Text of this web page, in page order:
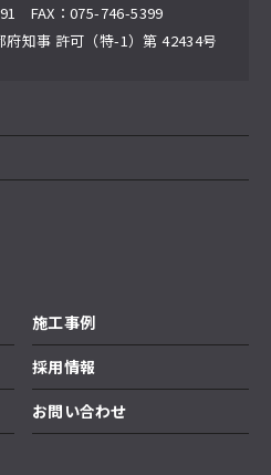
FAX
075-746-5399
府知事 許可（特-1）第 42434号
施工事例
採用情報
お問い合わせ